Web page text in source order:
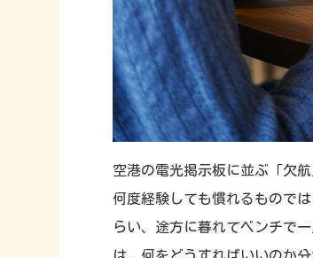
空港の電光掲示板に並ぶ「欠
何度経験しても慣れるもので
らい、途方に暮れてベンチで